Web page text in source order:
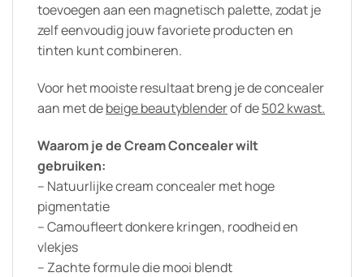
toevoegen aan een magnetisch palette, zodat je
zelf eenvoudig jouw favoriete producten en
tinten kunt combineren.
Voor het mooiste resultaat breng je de concealer
aan met debeige beautyblenderof de502 kwast.
Waarom je de Cream Concealer wilt
gebruiken:
– Natuurlijke cream concealer met hoge
pigmentatie
– Camoufleert donkere kringen, roodheid en
vlekjes
– Zachte formule die mooi blendt